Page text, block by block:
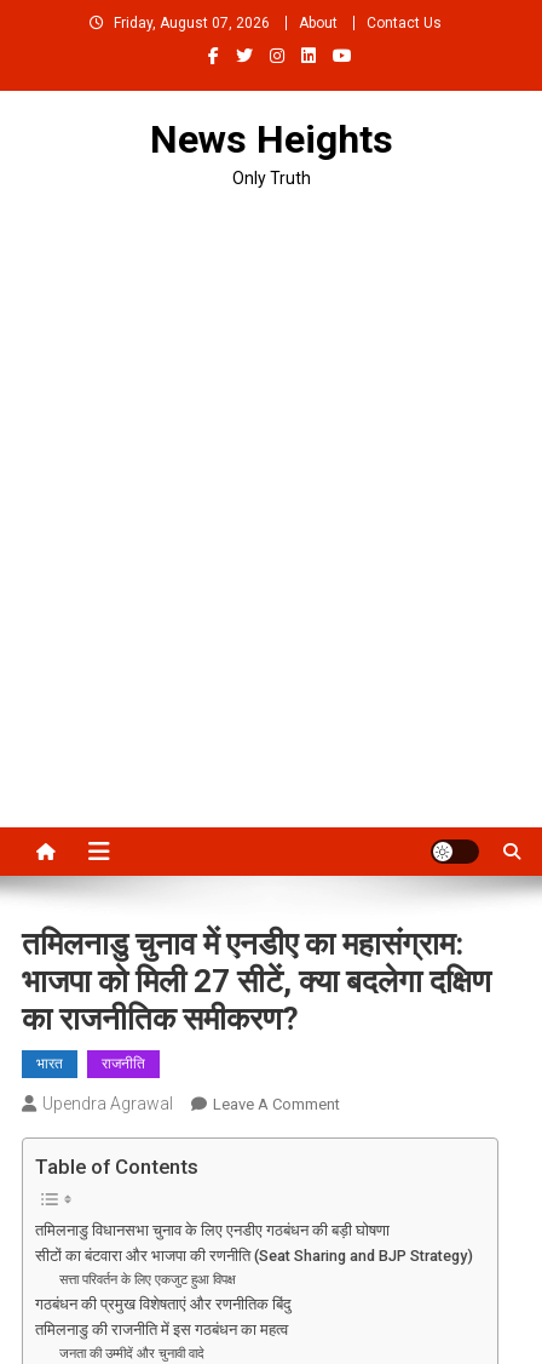
Friday, August 07, 2026 About Contact Us
News Heights
Only Truth
तमिलनाडु चुनाव में एनडीए का महासंग्राम:
भाजपा को मिली 27 सीटें, क्या बदलेगा दक्षिण
का राजनीतिक समीकरण?
भारत राजनीति
Upendra Agrawal Leave A CommentOn
का
महासंग्राम:
Table of Contents
तमिलनाडु विधानसभा चुनाव के लिए एनडीए गठबंधन की बड़ी घोषणा
सीटों का बंटवारा और भाजपा की रणनीति (Seat Sharing and BJP Strategy)
सत्ता परिवर्तन के लिए एकजुट हुआ विपक्ष
गठबंधन की प्रमुख विशेषताएं और रणनीतिक बिंदु
तमिलनाडु की राजनीति में इस गठबंधन का महत्व
जनता की उम्मीदें और चुनावी वादे